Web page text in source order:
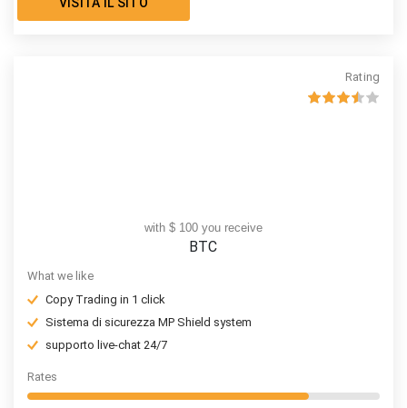
VISITA IL SITO
Rating
with $ 100 you receive
BTC
What we like
Copy Trading in 1 click
Sistema di sicurezza MP Shield system
supporto live-chat 24/7
Rates